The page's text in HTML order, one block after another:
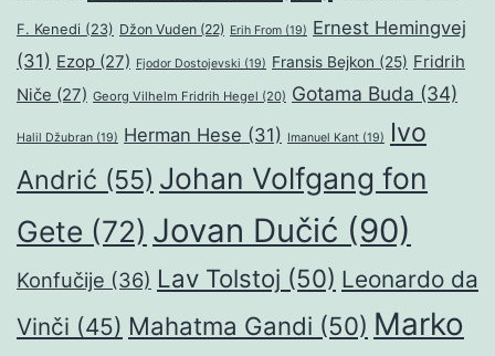
F. Kenedi (23) Džon Vuden (22) Erih From (19) Ernest Hemingvej
(31) Ezop (27) Fjodor Dostojevski (19) Fransis Bejkon (25) Fridrih
Niče (27) Georg Vilhelm Fridrih Hegel (20) Gotama Buda (34)
Halil Džubran (19) Herman Hese (31) Imanuel Kant (19)
Ivo
Andrić (55) Johan Volfgang fon
Gete (72) Jovan Dučić (90)
Konfučije (36) Lav Tolstoj (50) Leonardo da
Vinči (45) Mahatma Gandi (50) Marko